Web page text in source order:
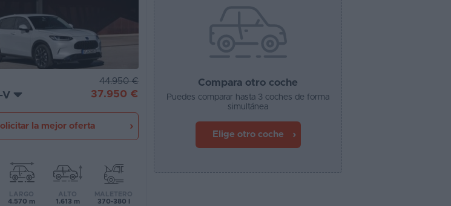
V
44.950 €
37.950 €
la mejor oferta
LARGO
4.570 m
ALTO
1.613 m
MALETERO
370-380 l
Compara otro coche
Puedes comparar hasta 3 coches de forma
simultánea
Elige otro coche